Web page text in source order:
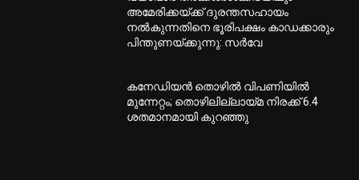
അമേരിക്കയ്ക്ക് ദുരന്തസഹായം
നല്‍കുന്നതിനെ ഭൂരിപക്ഷം കാഡക്കാരും
പിന്തുണയ്ക്കുന്നു: സര്‍വേ
കനേഡിയന്‍ തൊഴില്‍ വിപണിയില്‍
മുന്നേറ്റം; തൊഴിലില്ലായ്മ നിരക്ക് 6.4
ശതമാനമായി കുറഞ്ഞു